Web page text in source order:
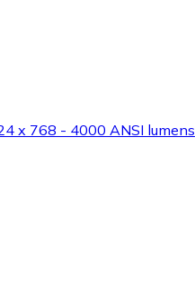
x 768 - 4000 ANSI lumens